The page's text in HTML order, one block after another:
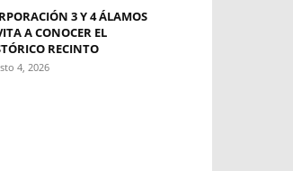
3 Y 4 ÁLAMOS
A CONOCER EL
RECINTO
4, 2026